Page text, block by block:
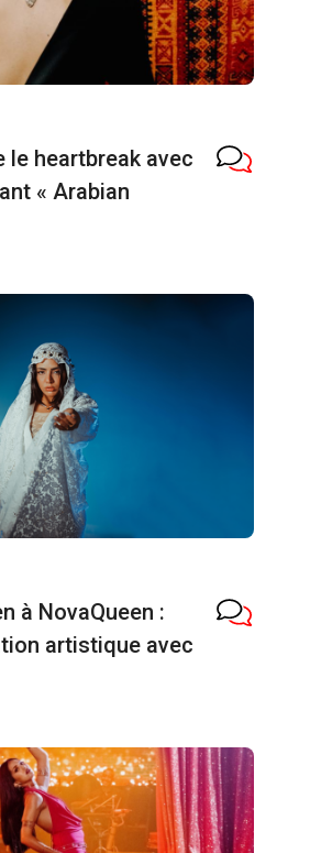
le heartbreak avec
« Arabian
à NovaQueen :
artistique avec